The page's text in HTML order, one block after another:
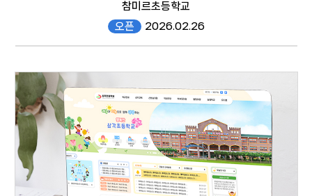
responsive web
참미르초등학교
오픈
2026.02.26